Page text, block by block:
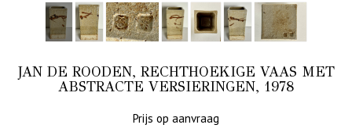
JAN DE ROODEN, RECHTHOEKIGE VAAS MET
ABSTRACTE VERSIERINGEN, 1978
Prijs op aanvraag